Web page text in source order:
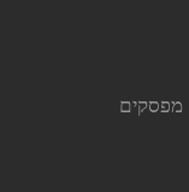
מפסקים